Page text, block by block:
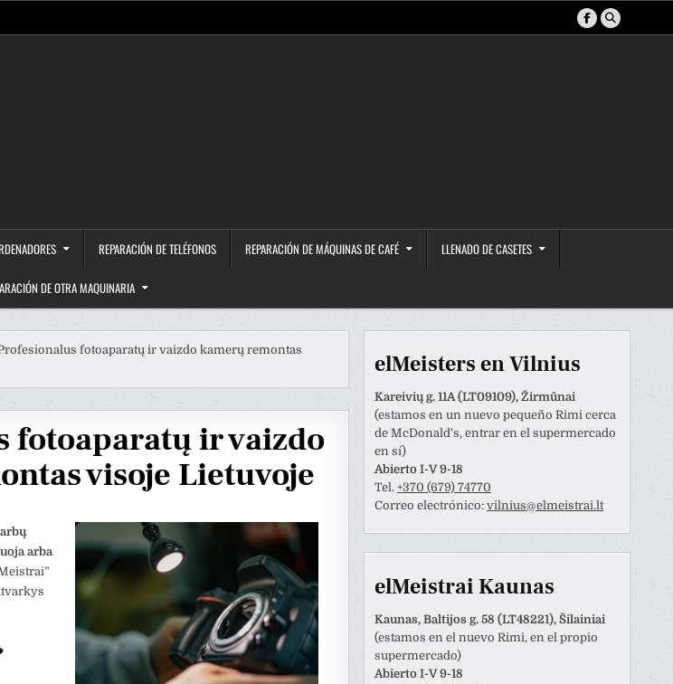
REPARACIÓN DE TELÉFONOS REPARACIÓN DE MÁQUINAS DE CAFÉ LLENADO DE CASETES
DE OTRA MAQUINARIA
fotoaparatų ir vaizdo kamerų remontas
fotoaparatų ir vaizdo
visoje Lietuvoje
arba
elMeisters en Vilnius
Kareivių g. 11A (LT09109), Žirmūnai
(estamos en un nuevo pequeño Rimi cerca
de McDonald's, entrar en el supermercado
en sí)
Abierto I-V 9-18
Tel. +370 (679) 74770
Correo electrónico: vilnius@elmeistrai.lt
elMeistrai Kaunas
Kaunas, Baltijos g. 58 (LT48221), Šilainiai
(estamos en el nuevo Rimi, en el propio
supermercado)
Abierto I-V 9-18